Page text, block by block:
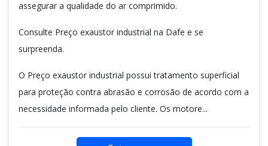
assegurar a qualidade do ar comprimido.
Consulte Preço exaustor industrial na Dafe e se
surpreenda.
O Preço exaustor industrial possui tratamento superficial
para proteção contra abrasão e corrosão de acordo com a
necessidade informada pelo cliente. Os motore...